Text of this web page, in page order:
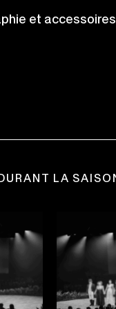
et accessoires
LA